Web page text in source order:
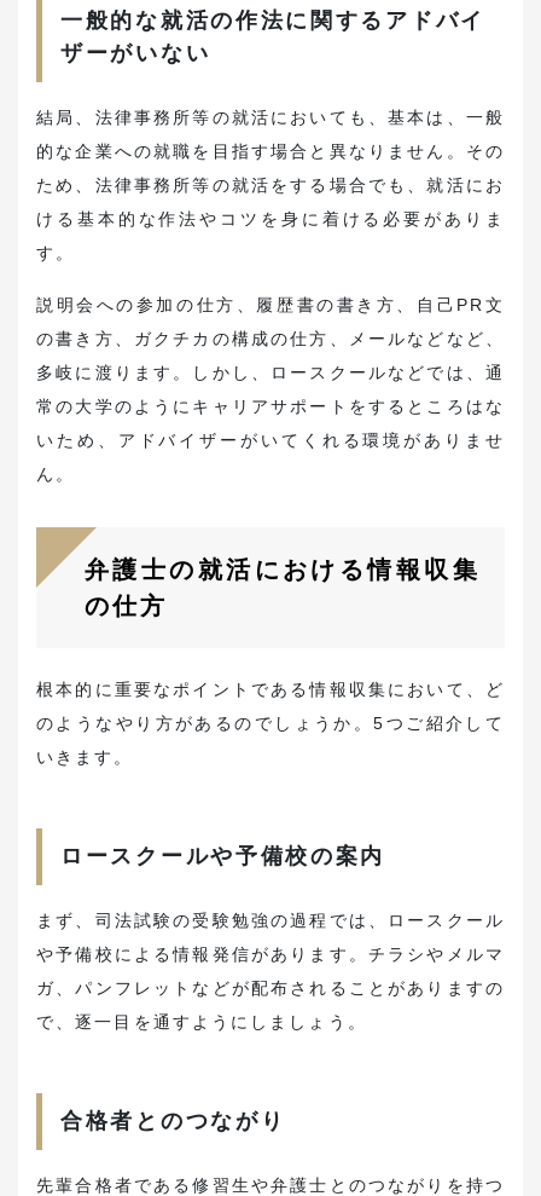
一般的な就活の作法に関するアドバイ
ザーがいない
結局、法律事務所等の就活においても、基本は、一般
的な企業への就職を目指す場合と異なりません。その
ため、法律事務所等の就活をする場合でも、就活にお
ける基本的な作法やコツを身に着ける必要がありま
す。
説明会への参加の仕方、履歴書の書き方、自己PR文
の書き方、ガクチカの構成の仕方、メールなどなど、
多岐に渡ります。しかし、ロースクールなどでは、通
常の大学のようにキャリアサポートをするところはな
いため、アドバイザーがいてくれる環境がありませ
ん。
弁護士の就活における情報収集
の仕方
根本的に重要なポイントである情報収集において、ど
のようなやり方があるのでしょうか。5つご紹介して
いきます。
ロースクールや予備校の案内
まず、司法試験の受験勉強の過程では、ロースクール
や予備校による情報発信があります。チラシやメルマ
ガ、パンフレットなどが配布されることがありますの
で、逐一目を通すようにしましょう。
合格者とのつながり
先輩合格者である修習生や弁護士とのつながりを持つ